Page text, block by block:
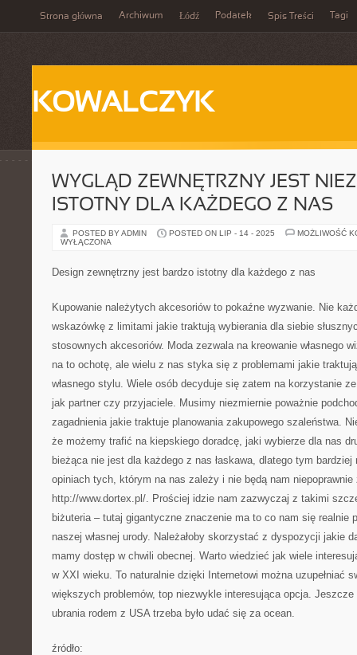
Strona główna Archiwum Łódź Podatek Spis Treści Tagi
KOWALCZYK
WYGLĄD ZEWNĘTRZNY JEST
ISTOTNY DLA KAŻDEGO Z NAS
POSTED BY ADMIN POSTED ON LIP - 14 - 2025
MOŻLIWOŚĆ
WYŁĄCZONA
Design zewnętrzny jest bardzo istotny dla każdego z nas
Kupowanie należytych akcesoriów to pokaźne wyzwanie. Nie
wskazówkę z limitami jakie traktują wybierania dla siebie
stosownych akcesoriów. Moda zezwala na kreowanie własnego
na to ochotę, ale wielu z nas styka się z problemami jakie
własnego stylu. Wiele osób decyduje się zatem na korzystanie
jak partner czy przyjaciele. Musimy niezmiernie poważnie
zagadnienia jakie traktuje planowania zakupowego szaleństwa.
że możemy trafić na kiepskiego doradcę, jaki wybierze dla nas
bieżąca nie jest dla każdego z nas łaskawa, dlatego tym
opiniach tych, którym na nas zależy i nie będą nam
http://www.dortex.pl/. Prościej idzie nam zazwyczaj z takimi
biżuteria – tutaj gigantyczne znaczenie ma to co nam się realnie
naszej własnej urody. Należałoby skorzystać z dyspozycji jakie
mamy dostęp w chwili obecnej. Warto wiedzieć jak wiele
w XXI wieku. To naturalnie dzięki Internetowi można uzupełniać
większych problemów, top niezwykle interesująca opcja.
ubrania rodem z USA trzeba było udać się za ocean.
źródło: